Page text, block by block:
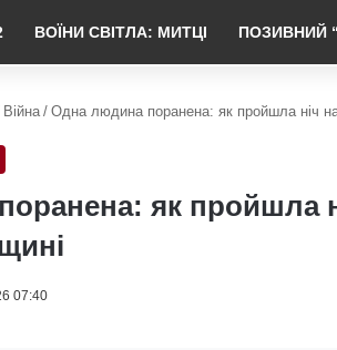
ВОЇНИ СВІТЛА: МИТЦІ ПОЗИВНИЙ
Війна / Одна людина поранена: як пройшла ніч
як пройшла
07:40